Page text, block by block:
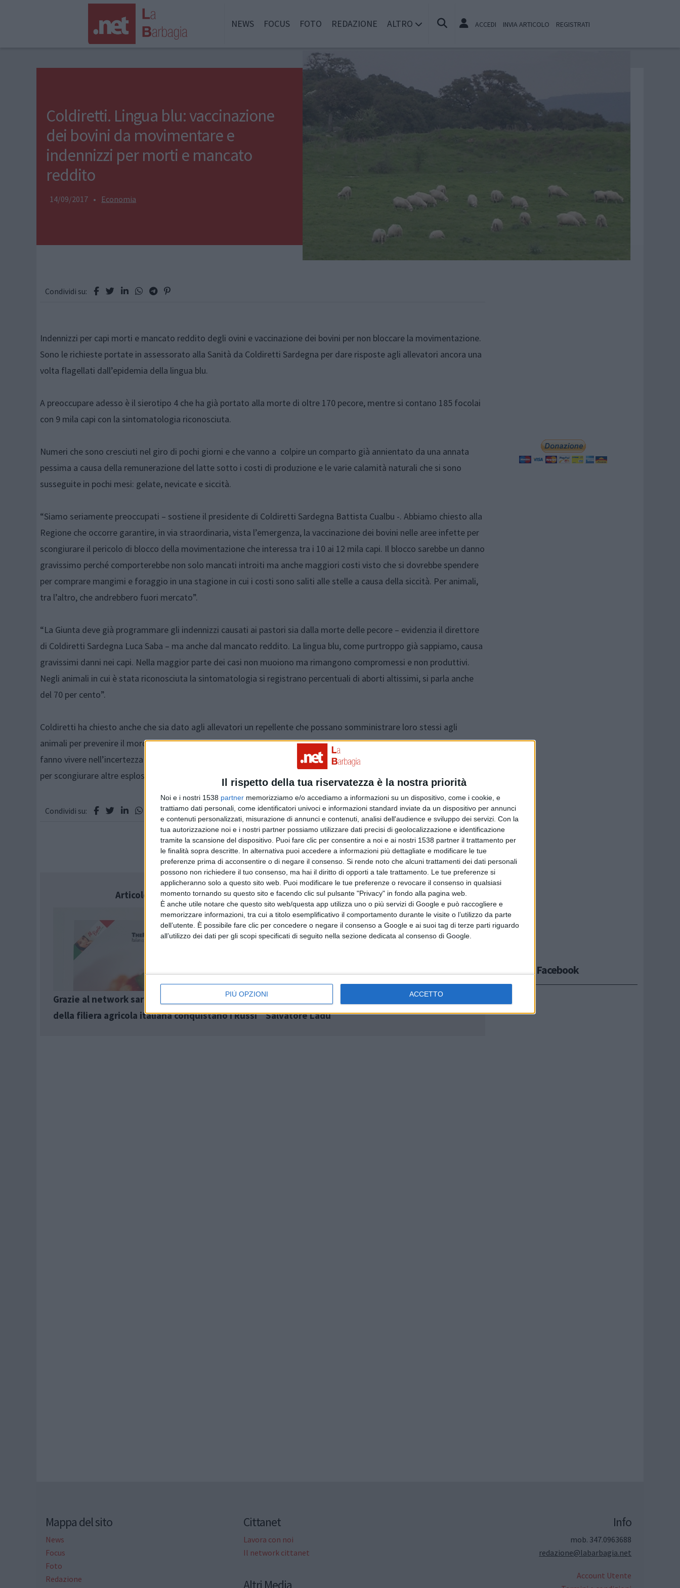
Il rispetto della tua riservatezza è la nostra priorità
Noi e i nostri 1538 partner memorizziamo e/o accediamo a informazioni su un dispositivo, come i cookie, e
trattiamo dati personali, come identificatori univoci e informazioni standard inviate da un dispositivo per annunci
e contenuti personalizzati, misurazione di annunci e contenuti, analisi dell'audience e sviluppo dei servizi. Con la
tua autorizzazione noi e i nostri partner possiamo utilizzare dati precisi di geolocalizzazione e identificazione
tramite la scansione del dispositivo. Puoi fare clic per consentire a noi e ai nostri 1538 partner il trattamento per
le finalità sopra descritte. In alternativa puoi accedere a informazioni più dettagliate e modificare le tue
preferenze prima di acconsentire o di negare il consenso. Si rende noto che alcuni trattamenti dei dati personali
possono non richiedere il tuo consenso, ma hai il diritto di opporti a tale trattamento. Le tue preferenze si
applicheranno solo a questo sito web. Puoi modificare le tue preferenze o revocare il consenso in qualsiasi
momento tornando su questo sito e facendo clic sul pulsante "Privacy" in fondo alla pagina web.
È anche utile notare che questo sito web/questa app utilizza uno o più servizi di Google e può raccogliere e
memorizzare informazioni, tra cui a titolo esemplificativo il comportamento durante le visite o l’utilizzo da parte
dell’utente. È possibile fare clic per concedere o negare il consenso a Google e ai suoi tag di terze parti riguardo
all’utilizzo dei dati per gli scopi specificati di seguito nella sezione dedicata al consenso di Google.
PIÙ OPZIONI ACCETTO
NEWS FOCUS FOTO REDAZIONE ALTRO ACCEDI INVIA ARTICOLO REGISTRATI
Coldiretti. Lingua blu: vaccinazione
dei bovini da movimentare e
indennizzi per morti e mancato
reddito
14/09/2017 • Economia
Condividi su:
Indennizzi per capi morti e mancato reddito degli ovini e vaccinazione dei bovini per non bloccare la movimentazione.
Sono le richieste portate in assessorato alla Sanità da Coldiretti Sardegna per dare risposte agli allevatori ancora una
volta flagellati dall’epidemia della lingua blu.
A preoccupare adesso è il sierotipo 4 che ha già portato alla morte di oltre 170 pecore, mentre si contano 185 focolai
con 9 mila capi con la sintomatologia riconosciuta.
Numeri che sono cresciuti nel giro di pochi giorni e che vanno a colpire un comparto già annientato da una annata
pessima a causa della remunerazione del latte sotto i costi di produzione e le varie calamità naturali che si sono
susseguite in pochi mesi: gelate, nevicate e siccità.
“Siamo seriamente preoccupati – sostiene il presidente di Coldiretti Sardegna Battista Cualbu -. Abbiamo chiesto alla
Regione che occorre garantire, in via straordinaria, vista l’emergenza, la vaccinazione dei bovini nelle aree infette per
scongiurare il pericolo di blocco della movimentazione che interessa tra i 10 ai 12 mila capi. Il blocco sarebbe un danno
gravissimo perché comporterebbe non solo mancati introiti ma anche maggiori costi visto che si dovrebbe spendere
per comprare mangimi e foraggio in una stagione in cui i costi sono saliti alle stelle a causa della siccità. Per animali,
tra l’altro, che andrebbero fuori mercato”.
“La Giunta deve già programmare gli indennizzi causati ai pastori sia dalla morte delle pecore – evidenzia il direttore
di Coldiretti Sardegna Luca Saba – ma anche dal mancato reddito. La lingua blu, come purtroppo già sappiamo, causa
gravissimi danni nei capi. Nella maggior parte dei casi non muoiono ma rimangono compromessi e non produttivi.
Negli animali in cui è stata riconosciuta la sintomatologia si registrano percentuali di aborti altissimi, si parla anche
del 70 per cento”.
Coldiretti ha chiesto anche che sia dato agli allevatori un repellente che possano somministrare loro stessi agli
animali per prevenire il mordo. Inoltre visto il rapido diffondersi e le diverse epidemie scoppiate negli ultimi anni, che
fanno vivere nell’incertezza gli allevatori, è stato chiesto anche un monitoraggio continuo e costante degli allevatori
per scongiurare altre esplosioni.
Condividi su:
Articolo successivo
Grazie al network sardo Greentur le ricette
della filiera agricola italiana conquistano i Russi
Articolo precedente
OLZAI. Il Consiglio Regionale ha commemorato
Salvatore Ladu
Seguici su Facebook
Mappa del sito
News
Focus
Foto
Redazione
Cittanet
Lavora con noi
Il network cittanet
Altri Media
Info
mob. 347.0963688
redazione@labarbagia.net
Account Utente